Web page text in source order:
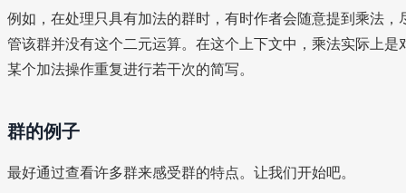
例如，在处理只具有加法的群时，有时作者会随意提到乘法，
管该群并没有这个二元运算。在这个上下文中，乘法实际上是
某个加法操作重复进行若干次的简写。
群的例子
最好通过查看许多群来感受群的特点。让我们开始吧。